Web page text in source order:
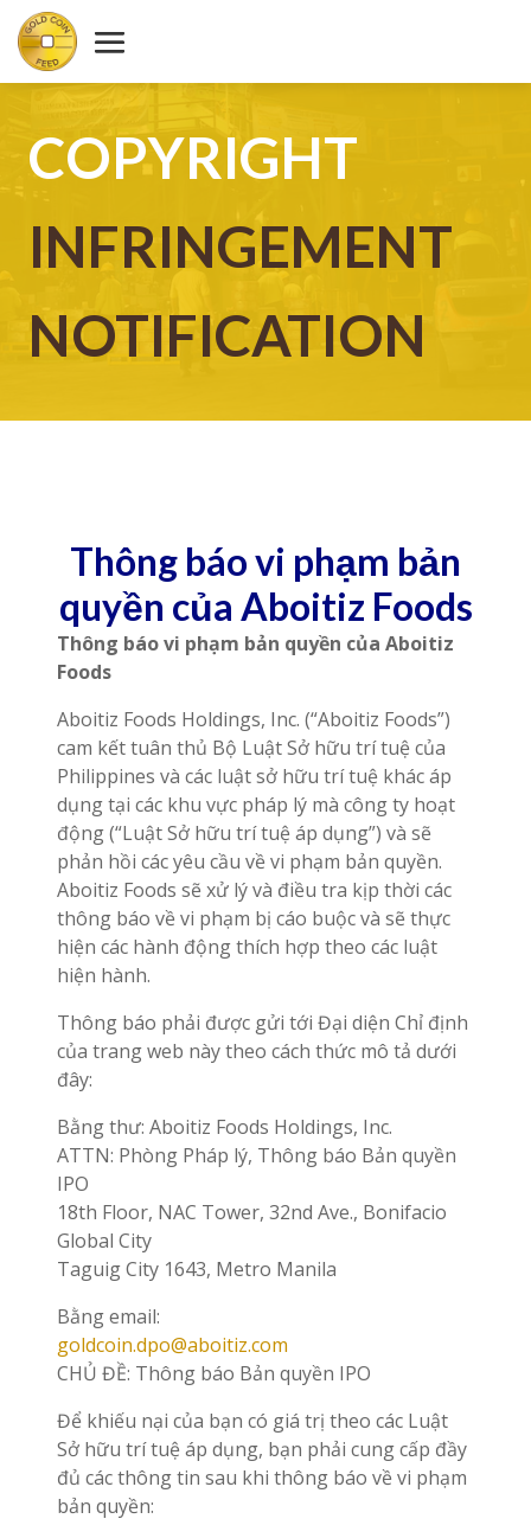
COPYRIGHT
INFRINGEMENT
NOTIFICATION
Thông báo vi phạm bản
quyền của Aboitiz Foods
Thông báo vi phạm bản quyền của Aboitiz
Foods
Aboitiz Foods Holdings, Inc. (“Aboitiz Foods”)
cam kết tuân thủ Bộ Luật Sở hữu trí tuệ của
Philippines và các luật sở hữu trí tuệ khác áp
dụng tại các khu vực pháp lý mà công ty hoạt
động (“Luật Sở hữu trí tuệ áp dụng”) và sẽ
phản hồi các yêu cầu về vi phạm bản quyền.
Aboitiz Foods sẽ xử lý và điều tra kịp thời các
thông báo về vi phạm bị cáo buộc và sẽ thực
hiện các hành động thích hợp theo các luật
hiện hành.
Thông báo phải được gửi tới Đại diện Chỉ định
của trang web này theo cách thức mô tả dưới
đây:
Bằng thư: Aboitiz Foods Holdings, Inc.
ATTN: Phòng Pháp lý, Thông báo Bản quyền
IPO
18th Floor, NAC Tower, 32nd Ave., Bonifacio
Global City
Taguig City 1643, Metro Manila
Bằng email:
goldcoin.dpo@aboitiz.com
CHỦ ĐỀ: Thông báo Bản quyền IPO
Để khiếu nại của bạn có giá trị theo các Luật
Sở hữu trí tuệ áp dụng, bạn phải cung cấp đầy
đủ các thông tin sau khi thông báo về vi phạm
bản quyền: